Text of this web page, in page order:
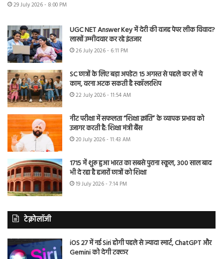
29 July 2026 - 8:00 PM
UGC NET Answer Key में देरी की वजह पेपर लीक विवाद?
लाखों उम्मीदवार कर रहे इंतजार
26 July 2026 - 6:11 PM
SC छात्रों के लिए बड़ा अपडेट! 15 अगस्त से पहले कर लें ये
काम, वरना अटक सकती है स्कॉलरशिप
22 July 2026 - 11:54 AM
नीट परीक्षा में सफलता “शिक्षा क्रांति” के व्यापक प्रभाव को
उजागर करती है: शिक्षा मंत्री बैंस
20 July 2026 - 11:43 AM
1715 में शुरू हुआ भारत का सबसे पुराना स्कूल, 300 साल बाद
भी दे रहा है हजारों छात्रों को शिक्षा
19 July 2026 - 7:14 PM
टेक्नोलॉजी
iOS 27 में नई Siri होगी पहले से ज्यादा स्मार्ट, ChatGPT और
Gemini को देगी टक्कर